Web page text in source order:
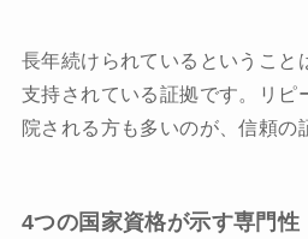
長年続けられているということ
支持されている証拠です。リピ
院される方も多いのが、信頼の
4つの国家資格が示す専門性